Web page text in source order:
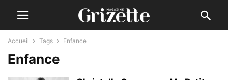
Accueil Tags Enfance
Enfance